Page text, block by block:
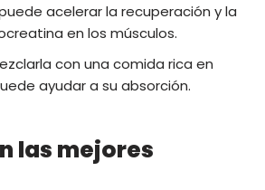
acelerar la recuperación y la
en los músculos.
con una comida rica en
ayudar a su absorción.
las mejores